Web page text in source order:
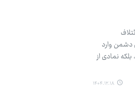
دشمن وارد
نمادی از
۱۴۰۴.۱۲.۱۸